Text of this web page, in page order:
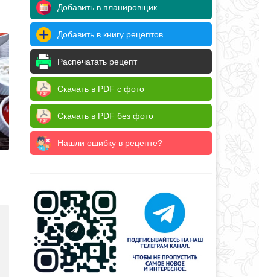
Добавить в планировщик
Добавить в книгу рецептов
Распечатать рецепт
Скачать в PDF с фото
Скачать в PDF без фото
Нашли ошибку в рецепте?